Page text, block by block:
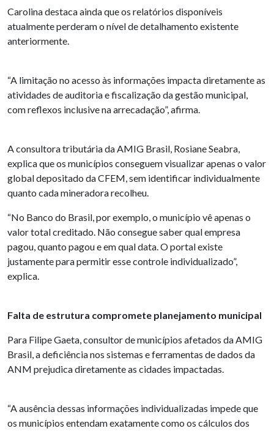
Carolina destaca ainda que os relatórios disponíveis
atualmente perderam o nível de detalhamento existente
anteriormente.
“A limitação no acesso às informações impacta diretamente as
atividades de auditoria e fiscalização da gestão municipal,
com reflexos inclusive na arrecadação”, afirma.
A consultora tributária da AMIG Brasil, Rosiane Seabra,
explica que os municípios conseguem visualizar apenas o valor
global depositado da CFEM, sem identificar individualmente
quanto cada mineradora recolheu.
“No Banco do Brasil, por exemplo, o município vê apenas o
valor total creditado. Não consegue saber qual empresa
pagou, quanto pagou e em qual data. O portal existe
justamente para permitir esse controle individualizado”,
explica.
Falta de estrutura compromete planejamento municipal
Para Filipe Gaeta, consultor de municípios afetados da AMIG
Brasil, a deficiência nos sistemas e ferramentas de dados da
ANM prejudica diretamente as cidades impactadas.
“A ausência dessas informações individualizadas impede que
os municípios entendam exatamente como os cálculos dos